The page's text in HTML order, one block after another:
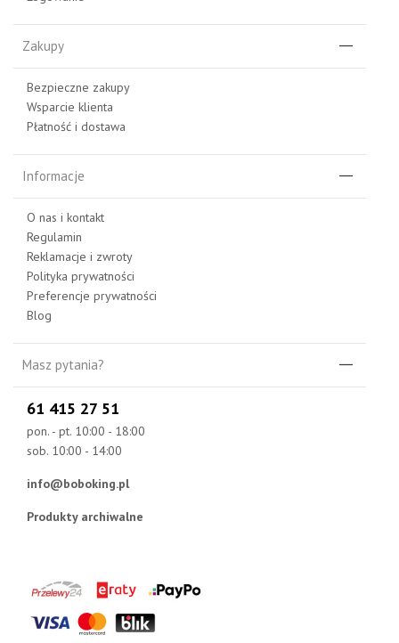
Zakupy
Bezpieczne zakupy
Wsparcie klienta
Płatność i dostawa
Informacje
O nas i kontakt
Regulamin
Reklamacje i zwroty
Polityka prywatności
Preferencje prywatności
Blog
Masz pytania?
61 415 27 51
pon. - pt. 10:00 - 18:00
sob. 10:00 - 14:00
info@boboking.pl
Produkty archiwalne